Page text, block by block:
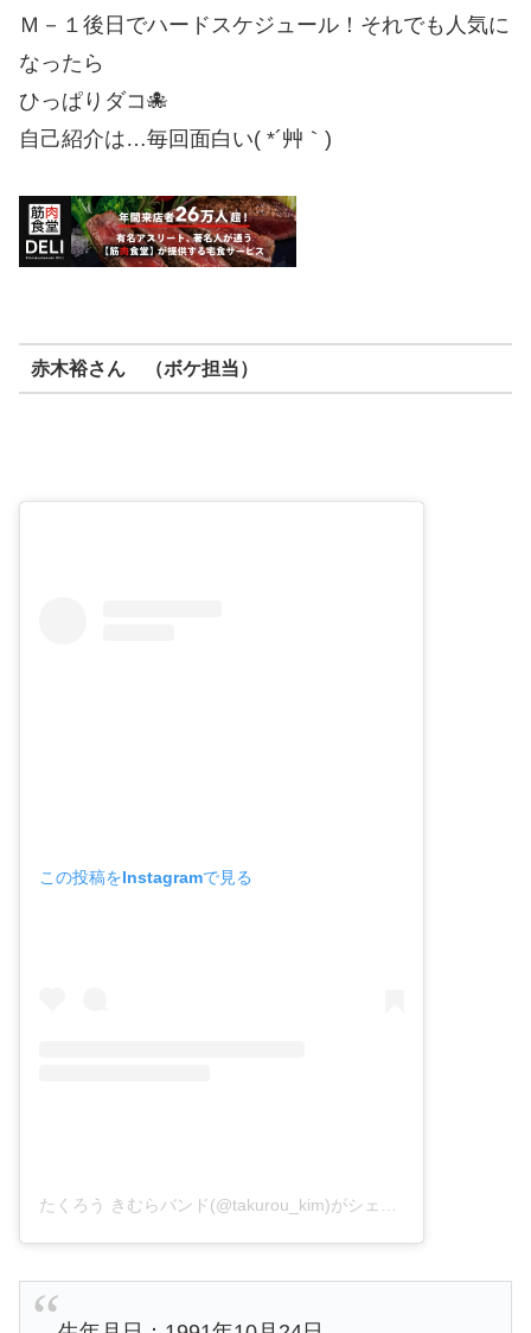
Ｍ－１後日でハードスケジュール！それでも人気に
なったら
ひっぱりダコ🐙
自己紹介は…毎回面白い( *´艸｀)
赤木裕さん （ボケ担当）
この投稿をInstagramで見る